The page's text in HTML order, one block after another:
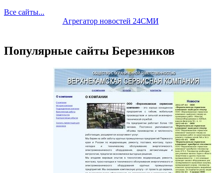
Все сайты...
Агрегатор новостей 24СМИ
Популярные сайты Березников